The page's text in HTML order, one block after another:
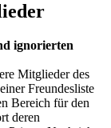
ignorierten
Mitglieder des
Freundesliste
Bereich für den
deren